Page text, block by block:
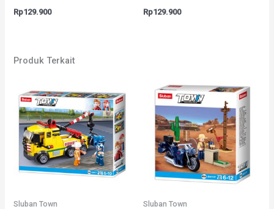
Rp129.900 Rp129.900
Produk Terkait
Sluban Town Sluban Town